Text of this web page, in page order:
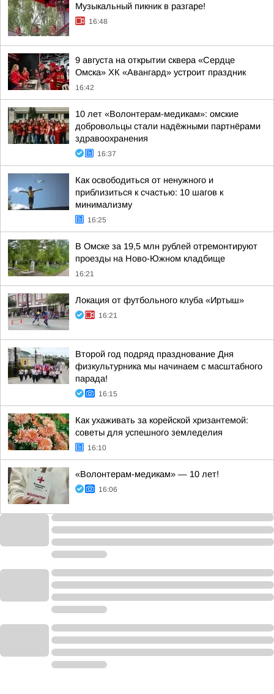
Музыкальный пикник в разгаре!
16:48
9 августа на открытии сквера «Сердце
Омска» ХК «Авангард» устроит праздник
16:42
10 лет «Волонтерам-медикам»: омские
добровольцы стали надёжными партнёрами
здравоохранения
16:37
Как освободиться от ненужного и
приблизиться к счастью: 10 шагов к
минимализму
16:25
В Омске за 19,5 млн рублей отремонтируют
проезды на Ново-Южном кладбище
16:21
Локация от футбольного клуба «Иртыш»
16:21
Второй год подряд празднование Дня
физкультурника мы начинаем с масштабного
парада!
16:15
Как ухаживать за корейской хризантемой:
советы для успешного земледелия
16:10
«Волонтерам-медикам» — 10 лет!
16:06